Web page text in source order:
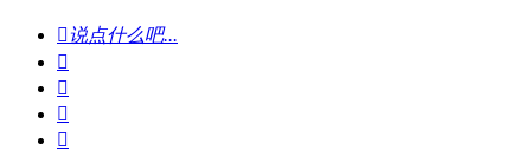
说点什么吧...



